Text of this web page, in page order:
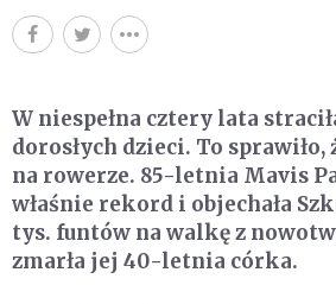
W niespełna cztery lata
dorosłych dzieci. To sprawiło,
na rowerze. 85-letnia Mavis
właśnie rekord i objechała
tys. funtów na walkę z
zmarła jej 40-letnia córka.